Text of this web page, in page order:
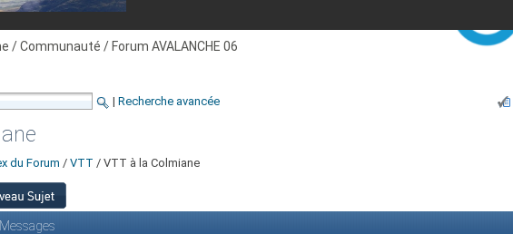
/ Communauté / Forum AVALANCHE 06
| Recherche avancée
du Forum / VTT / VTT à la Colmiane
Messages